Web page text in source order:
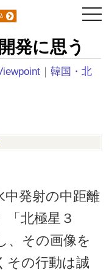
発に思う
｜韓国・北
発射の中距離
「北極星３
、その画像を
その行動は誠